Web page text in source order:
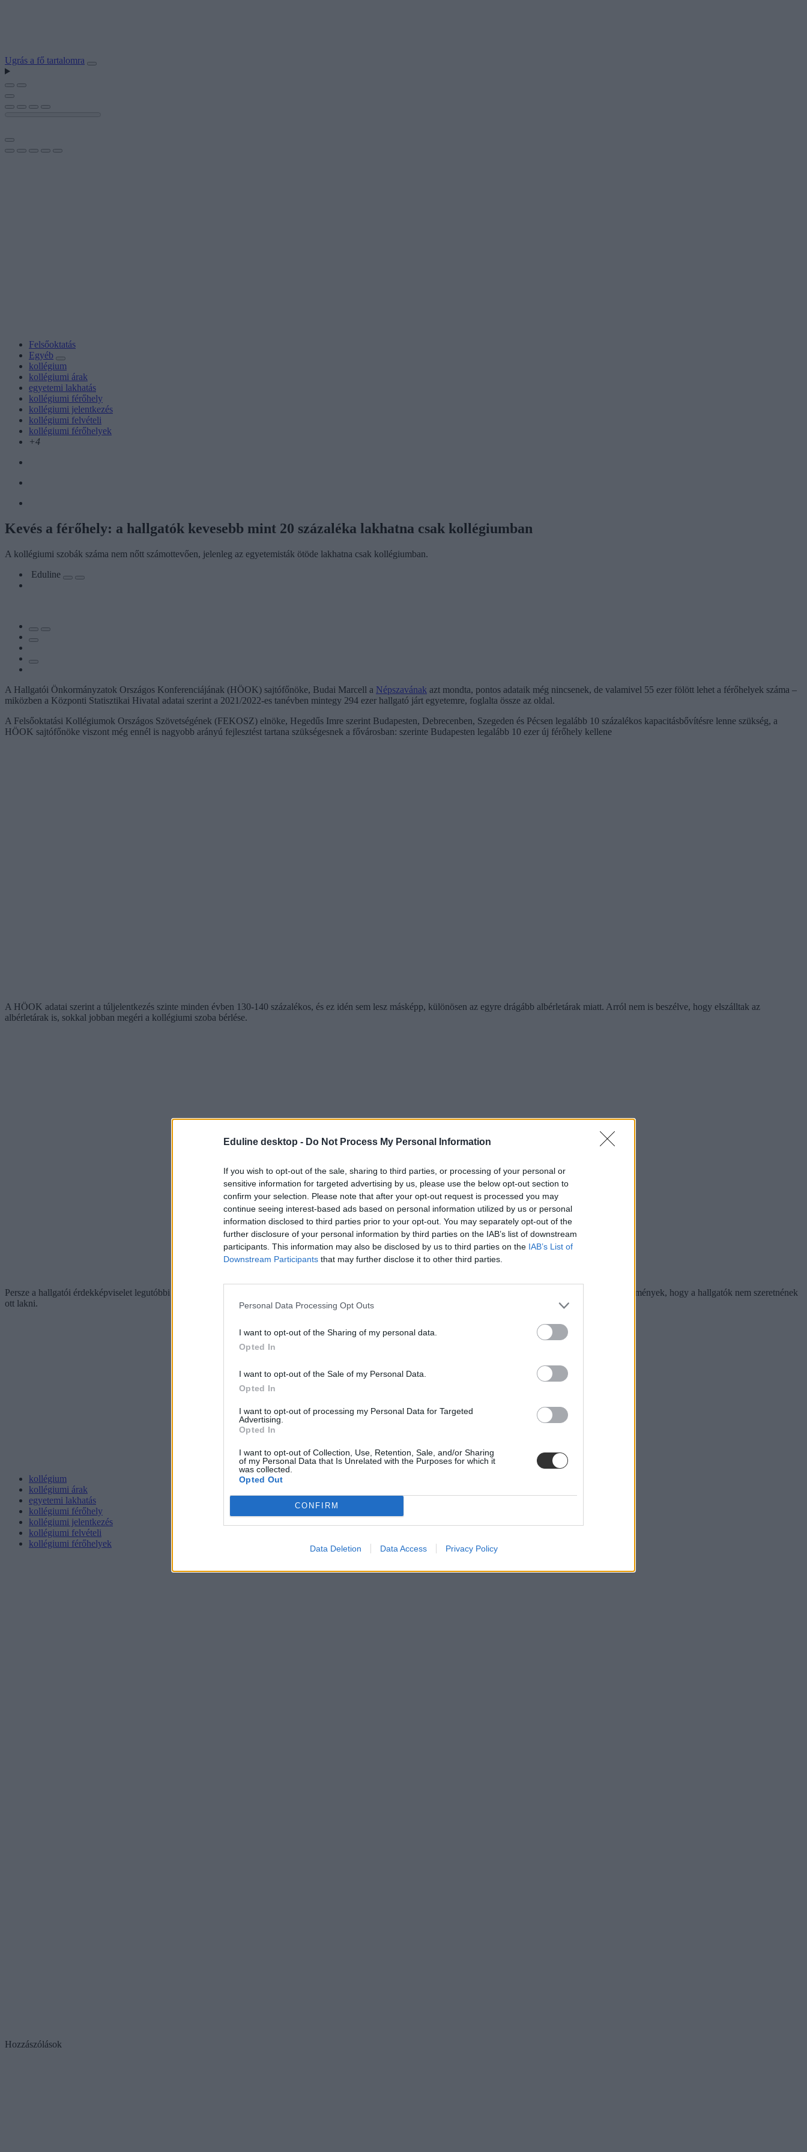
Eduline desktop - Do Not Process My Personal Information
If you wish to opt-out of the sale, sharing to third parties, or processing of your personal or
sensitive information for targeted advertising by us, please use the below opt-out section to
confirm your selection. Please note that after your opt-out request is processed you may
continue seeing interest-based ads based on personal information utilized by us or personal
information disclosed to third parties prior to your opt-out. You may separately opt-out of the
further disclosure of your personal information by third parties on the IAB’s list of downstream
participants. This information may also be disclosed by us to third parties on the IAB’s List of
Downstream Participants that may further disclose it to other third parties.
Personal Data Processing Opt Outs
I want to opt-out of the Sharing of my personal data.
Opted In
I want to opt-out of the Sale of my Personal Data.
Opted In
I want to opt-out of processing my Personal Data for Targeted
Advertising.
Opted In
I want to opt-out of Collection, Use, Retention, Sale, and/or Sharing
of my Personal Data that Is Unrelated with the Purposes for which it
was collected.
Opted Out
CONFIRM
Data Deletion Data Access Privacy Policy
Ugrás a fő tartalomra
Felsőoktatás
Egyéb
kollégium
kollégiumi árak
egyetemi lakhatás
kollégiumi férőhely
kollégiumi jelentkezés
kollégiumi felvételi
kollégiumi férőhelyek
+4
Kevés a férőhely: a hallgatók kevesebb mint 20 százaléka lakhatna csak kollégiumban
A kollégiumi szobák száma nem nőtt számottevően, jelenleg az egyetemisták ötöde lakhatna csak kollégiumban.
Eduline
A Hallgatói Önkormányzatok Országos Konferenciájának (HÖOK) sajtófőnöke, Budai Marcell a Népszavának azt mondta, pontos adataik még nincsenek, de valamivel 55 ezer fölött lehet a férőhelyek száma –
miközben a Központi Statisztikai Hivatal adatai szerint a 2021/2022-es tanévben mintegy 294 ezer hallgató járt egyetemre, foglalta össze az oldal.
A Felsőoktatási Kollégiumok Országos Szövetségének (FEKOSZ) elnöke, Hegedűs Imre szerint Budapesten, Debrecenben, Szegeden és Pécsen legalább 10 százalékos kapacitásbővítésre lenne szükség, a
HÖOK sajtófőnöke viszont még ennél is nagyobb arányú fejlesztést tartana szükségesnek a fővárosban: szerinte Budapesten legalább 10 ezer új férőhely kellene
A HÖOK adatai szerint a túljelentkezés szinte minden évben 130-140 százalékos, és ez idén sem lesz másképp, különösen az egyre drágább albérletárak miatt. Arról nem is beszélve, hogy elszálltak az
albérletárak is, sokkal jobban megéri a kollégiumi szoba bérlése.
Persze a hallgatói érdekképviselet legutóbbi felmérése szerint a kollégiumok mintegy 35 százalékában egyáltalán nem küzdenek túljelentkezéssel, mert olyanok a körülmények, hogy a hallgatók nem szeretnének
ott lakni.
kollégium
kollégiumi árak
egyetemi lakhatás
kollégiumi férőhely
kollégiumi jelentkezés
kollégiumi felvételi
kollégiumi férőhelyek
Hozzászólások